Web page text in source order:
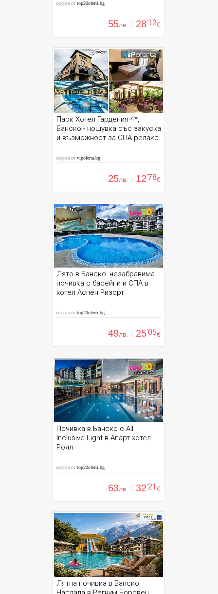
оферта отtop20oferti.bg
55лв. / 28'12€
Парк Хотел Гардения 4*,
Банско - нощувка със закуска
и възможност за СПА релакс
оферта отvipoferta.bg
25лв. / 12'78€
Лято в Банско: незабравима
почивка с басейни и СПА в
хотел Аспен Ризорт
оферта отtop20oferti.bg
49лв. / 25'05€
Почивка в Банско с All
Inclusive Light в Апарт хотел
Роял
оферта отtop20oferti.bg
63лв. / 32'21€
Лятна почивка в Банско: